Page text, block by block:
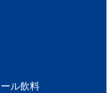
ル飲料